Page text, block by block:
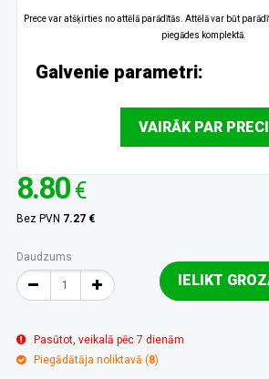
Prece var atšķirties no attēlā parādītās. Attēlā var būt
piegādes komplektā.
Galvenie parametri:
VAIRĀK PAR PRECI
8.80 €
Bez PVN 7.27 €
Daudzums
IELIKT
Pasūtot, veikalā pēc 7 dienām
Piegādātāja noliktavā (8)